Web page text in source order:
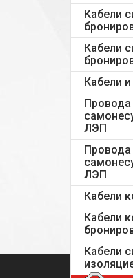
Кабели
Кабели
Кабели
ЛЭП
ЛЭП
Кабели
Кабели
Кабели